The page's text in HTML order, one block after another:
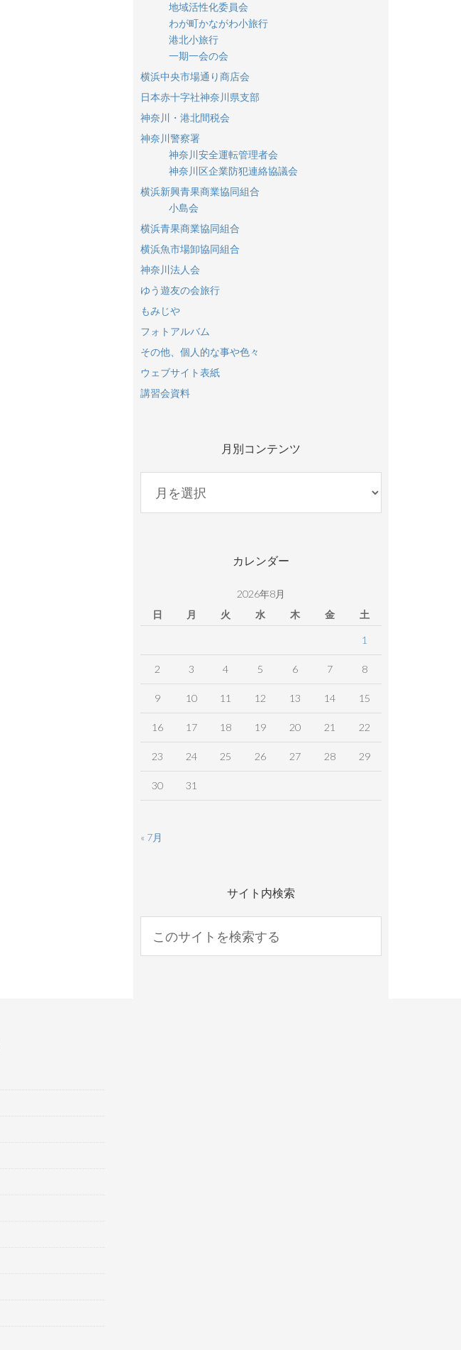
地域活性化委員会
わが町かながわ小旅行
港北小旅行
一期一会の会
横浜中央市場通り商店会
日本赤十字社神奈川県支部
神奈川・港北間税会
神奈川警察署
神奈川安全運転管理者会
神奈川区企業防犯連絡協議会
横浜新興青果商業協同組合
小島会
横浜青果商業協同組合
横浜魚市場卸協同組合
神奈川法人会
ゆう遊友の会旅行
もみじや
フォトアルバム
その他、個人的な事や色々
ウェブサイト表紙
講習会資料
月別コンテンツ
コ
カレンダー
2026年8月
日
月 火 水 木 金 土
1
2 3 4 5 6 7 8
9 10 11 12 13 14 15
16 17 18 19 20 21 22
23 24 25 26 27 28 29
30 31
« 7月
サイト内検索